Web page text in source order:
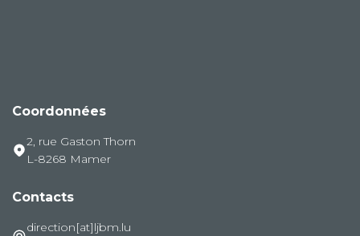
Coordonnées
2, rue Gaston Thorn
L-8268 Mamer
Contacts
direction[at]ljbm.lu